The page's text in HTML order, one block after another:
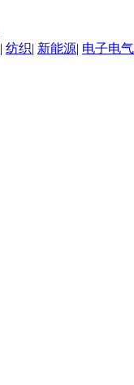
| 纺织| 新能源| 电子电气